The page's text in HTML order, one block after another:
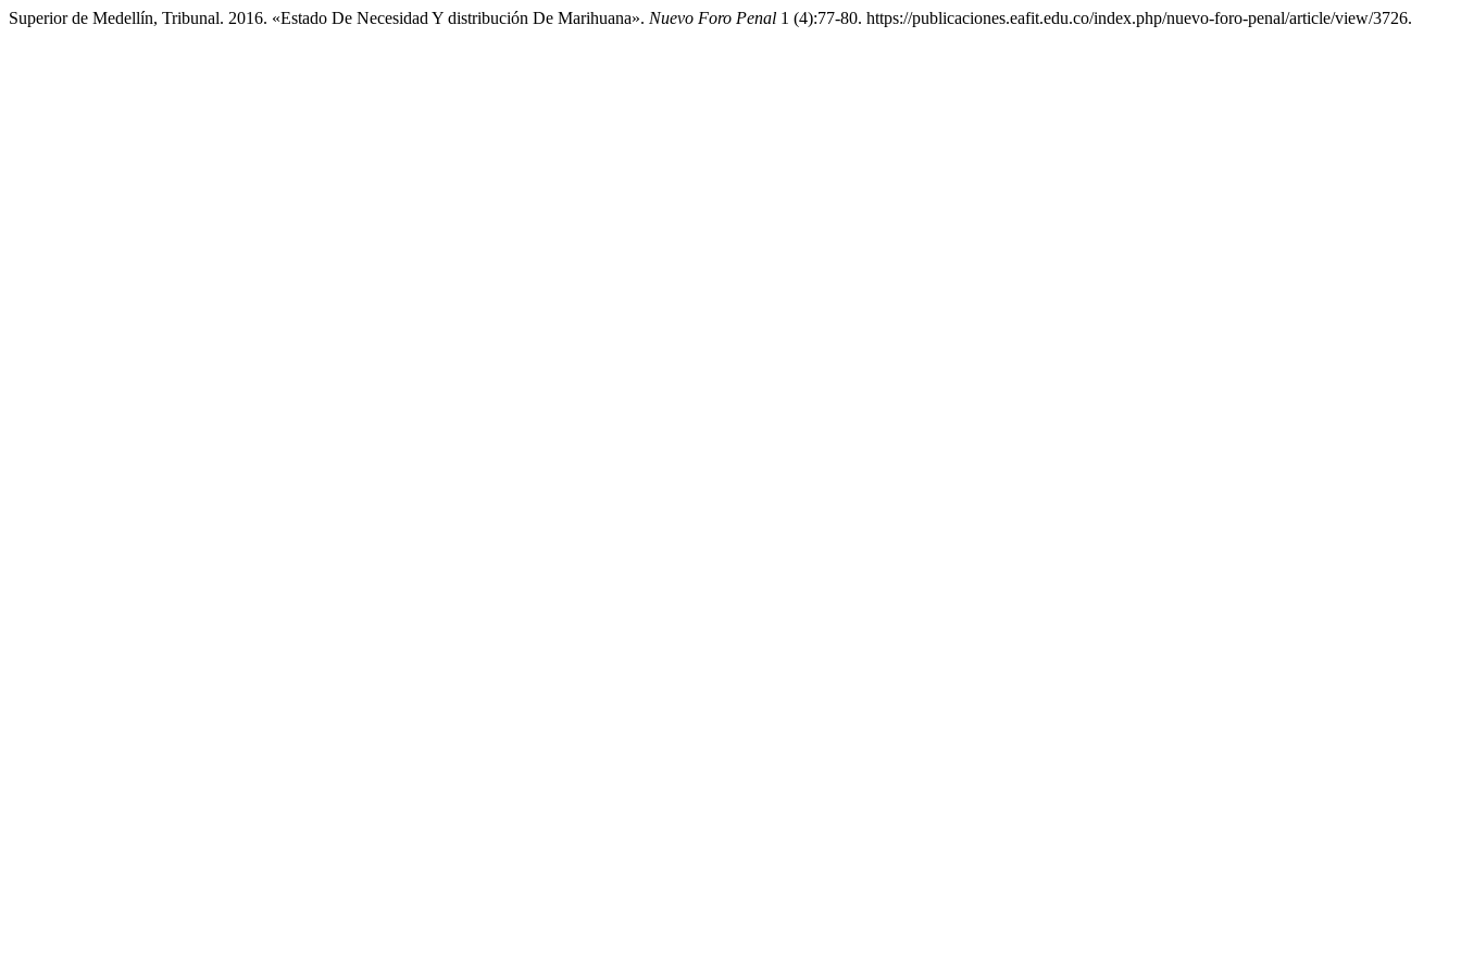
Superior de Medellín, Tribunal. 2016. «Estado De Necesidad Y distribución De Marihuana». Nuevo Foro Penal 1 (4):77-80. https://publicaciones.eafit.edu.co/index.php/nuevo-foro-penal/article/view/3726.